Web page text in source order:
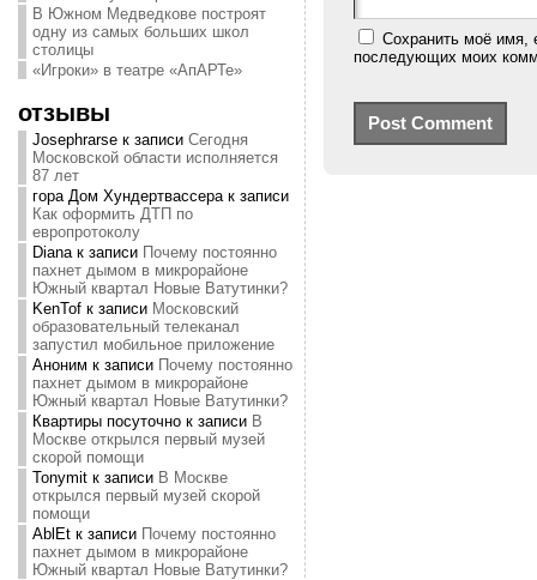
В Южном Медведкове построят
одну из самых больших школ
столицы
«Игроки» в театре «АпАРТе»
отзывы
Josephrarseк записи Сегодня
Московской области исполняется
87 лет
гора Дом Хундертвассерак записи
Как оформить ДТП по
европротоколу
Dianaк записи Почему постоянно
пахнет дымом в микрорайоне
Южный квартал Новые Ватутинки?
KenTofк записи Московский
образовательный телеканал
запустил мобильное приложение
Аноним к записи Почему постоянно
пахнет дымом в микрорайоне
Южный квартал Новые Ватутинки?
Квартиры посуточнок записи В
Москве открылся первый музей
скорой помощи
Tonymitк записи В Москве
открылся первый музей скорой
помощи
AblEtк записи Почему постоянно
пахнет дымом в микрорайоне
Южный квартал Новые Ватутинки?
Сохранить моё имя,
последующих моих